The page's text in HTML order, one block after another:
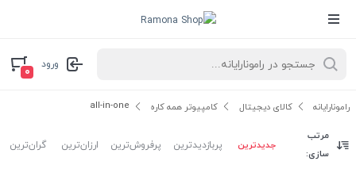
ورود
۰
رامونارایانه کالای دیجیتال کامپیوتر همه کاره all-in-one
مرتب
سازی:
جدیدترین پربازدیدترین پرفروش‌ترین ارزان‌ترین گران‌ترین